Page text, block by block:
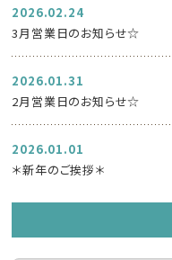
2026.02.24
3月営業日のお知らせ☆
2026.01.31
2月営業日のお知らせ☆
2026.01.01
＊新年のご挨拶＊